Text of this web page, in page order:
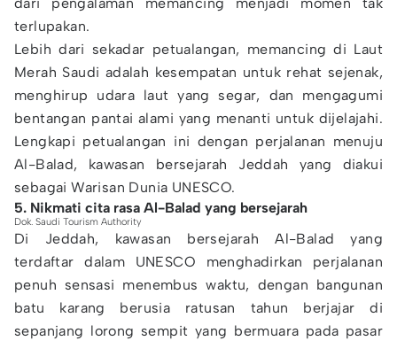
terlupakan.
Lebih dari sekadar petualangan, memancing di Laut
Merah Saudi adalah kesempatan untuk rehat sejenak,
menghirup udara laut yang segar, dan mengagumi
bentangan pantai alami yang menanti untuk dijelajahi.
Lengkapi petualangan ini dengan perjalanan menuju
Al-Balad, kawasan bersejarah Jeddah yang diakui
sebagai Warisan Dunia UNESCO.
5. Nikmati cita rasa Al-Balad yang bersejarah
Dok. Saudi Tourism Authority
Di Jeddah, kawasan bersejarah Al-Balad yang
terdaftar dalam UNESCO menghadirkan perjalanan
penuh sensasi menembus waktu, dengan bangunan
batu karang berusia ratusan tahun berjajar di
sepanjang lorong sempit yang bermuara pada pasar